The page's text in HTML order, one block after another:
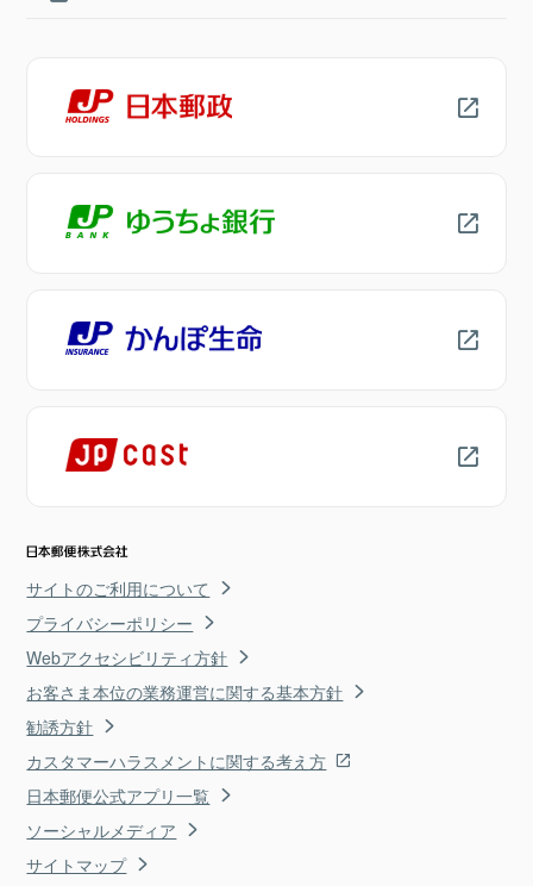
サイトのご利用について
プライバシーポリシー
Webアクセシビリティ方針
お客さま本位の業務運営に関する基本方針
勧誘方針
カスタマーハラスメントに関する考え方
日本郵便公式アプリ一覧
ソーシャルメディア
サイトマップ